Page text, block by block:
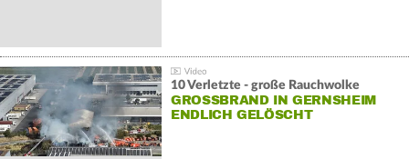
10 Verletzte - große Rauchwolke
GROSSBRAND IN GERNSHEIM E
NDLICH GELÖSCHT